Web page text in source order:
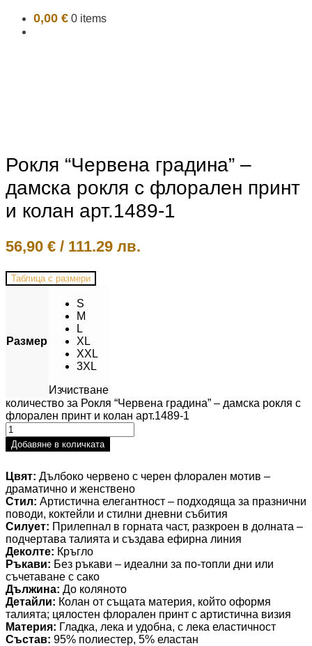
0,00 € 0 items
Рокля “Червена градина” –
дамска рокля с флорален принт
и колан арт.1489-1
56,90 € / 111.29 лв.
Таблица с размери
Размер
S
M
L
XL
XXL
3XL
Изчистване
количество за Рокля “Червена градина” – дамска рокля с
флорален принт и колан арт.1489-1
Добавяне в количката
Цвят: Дълбоко червено с черен флорален мотив –
драматично и женствено
Стил: Артистична елегантност – подходяща за празнични
поводи, коктейли и стилни дневни събития
Силует: Прилепнал в горната част, разкроен в долната –
подчертава талията и създава ефирна линия
Деколте: Кръгло
Ръкави: Без ръкави – идеални за по-топли дни или
съчетаване с сако
Дължина: До коляното
Детайли: Колан от същата материя, който оформя
талията; цялостен флорален принт с артистична визия
Материя: Гладка, лека и удобна, с лека еластичност
Състав: 95% полиестер, 5% еластан